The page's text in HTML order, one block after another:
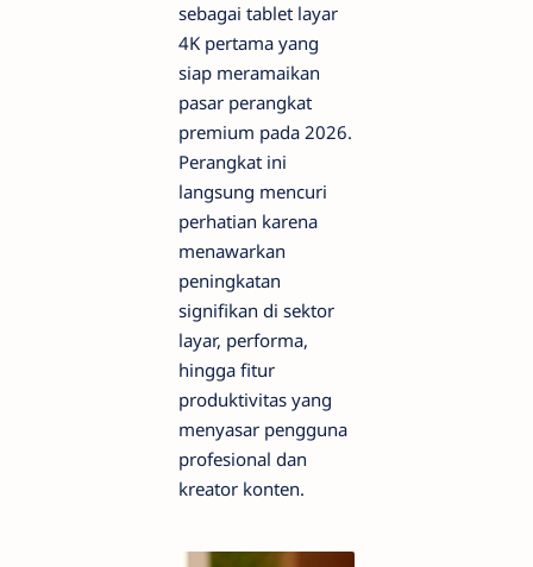
sebagai tablet layar
4K pertama yang
siap meramaikan
pasar perangkat
premium pada 2026.
Perangkat ini
langsung mencuri
perhatian karena
menawarkan
peningkatan
signifikan di sektor
layar, performa,
hingga fitur
produktivitas yang
menyasar pengguna
profesional dan
kreator konten.